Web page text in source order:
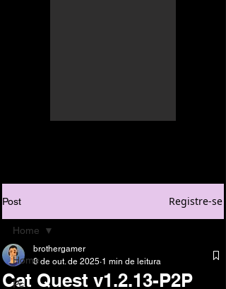
Post Registre-se
Home
Pc
Home
Cat Quest v1.2.13-P2P
brothergamer
8 de out. de 2025 1 min de leitura